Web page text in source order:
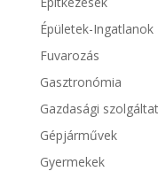
Épületek-Ingatlanok
Fuvarozás
Gasztronómia
Gazdasági
Gépjárművek
Gyermekek